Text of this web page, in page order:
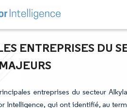
ENTREPRISES DU
entreprises du secteur
Intelligence, qui ont identifié, au